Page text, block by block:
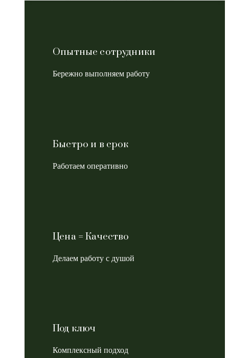
Опытные сотрудники
Бережно выполняем работу
Быстро и в срок
Работаем оперативно
Цена = Качество
Делаем работу с душой
Под ключ
Комплексный подход